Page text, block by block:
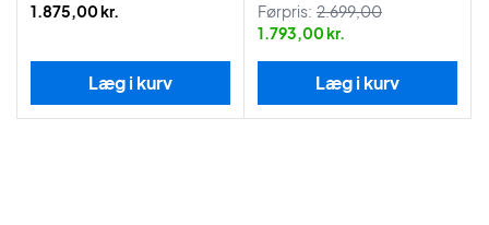
1.875,00 kr.
Læg i kurv
Førpris: 2.699,00
1.793,00 kr.
Læg i kurv